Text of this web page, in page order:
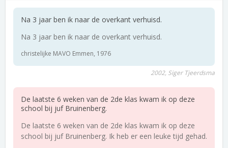
Na 3 jaar ben ik naar de overkant verhuisd.
Na 3 jaar ben ik naar de overkant verhuisd.
christelijke MAVO Emmen, 1976
2002, Siger Tjeerdsma
De laatste 6 weken van de 2de klas kwam ik op deze
school bij juf Bruinenberg.
De laatste 6 weken van de 2de klas kwam ik op deze
school bij juf Bruinenberg. Ik heb er een leuke tijd gehad.